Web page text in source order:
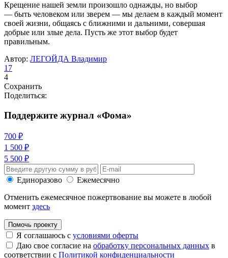
Крещение нашей земли произошло однажды, но выбор
— быть человеком или зверем — мы делаем в каждый момент
своей жизни, общаясь с ближними и дальними, совершая
добрые или злые дела. Пусть же этот выбор будет
правильным.
Автор: ЛЕГОЙДА Владимир
17
4
Сохранить
Поделиться:
Поддержите журнал «Фома»
700 ₽
1 500 ₽
5 500 ₽
Единоразово
Ежемесячно
Отменить ежемесячное пожертвование вы можете в любой
момент здесь
Помочь проекту
Я соглашаюсь с условиями оферты
Даю свое согласие на обработку персональных данных в
соответствии с Политикой конфиденциальности